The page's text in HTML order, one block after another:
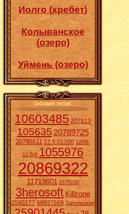
Иолго (хребет)
Колыванское
(озеро)
Уймень (озеро)
Облако тегов
10603485 207813
10563520789725
20795511 12.5.01300 12/06.
12.5гб 1055976
20869322
11719601 2575030
3herosoft Killzone
2590177 39937569 Запольская